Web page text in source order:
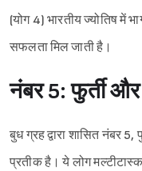
(योग 4) भारतीय ज्योतिष में
सफलता मिल जाती है।
नंबर 5: फुर्ती
बुध ग्रह द्वारा शासित नंबर 5,
प्रतीक है। ये लोग